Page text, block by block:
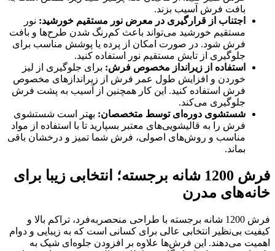
بافت فرش آسیب بزند.
اجتناب از قرارگیری در معرض نور مستقیم خورشید: نور
مستقیم خورشید می‌تواند باعث کم‌رنگ شدن طرح‌ها و بافت
فرش شود. در صورت امکان از پرده یا پوشش مناسب برای
جلوگیری از تابش مستقیم نور استفاده کنید.
استفاده از زیرانداز مخصوص فرش: برای جلوگیری از لیز
خوردن و افزایش طول عمر فرش از زیراندازهای مخصوص
فرش استفاده کنید. این کار همچنین از آسیب به پشت فرش
جلوگیری می‌کند.
شستشوی دوره‌ای توسط متخصصان: بهتر است شستشوی
فرش را به قالیشویی‌های معتبر بسپارید تا با استفاده از مواد
مناسب و روش‌های اصولی، فرش شما تمیز و درخشان باقی
بماند.
فرش 1200 شانه برجسته؛ انتخابی زیبا برای
خانه‌های مدرن
فرش 1200 شانه برجسته با طراحی منحصربه‌فرد، تراکم بالا و
کیفیت بی‌نظیر انتخابی عالی برای کسانی است که به زیبایی و دوام
اهمیت می‌دهند. این فرش‌ها علاوه بر افزودن جلوه‌ای شیک به